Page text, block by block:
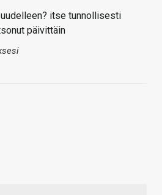
itse tunnollisesti
päivittäin